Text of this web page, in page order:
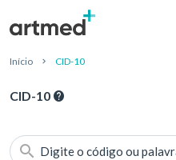
Início CID-10
CID-10
Digite o código ou